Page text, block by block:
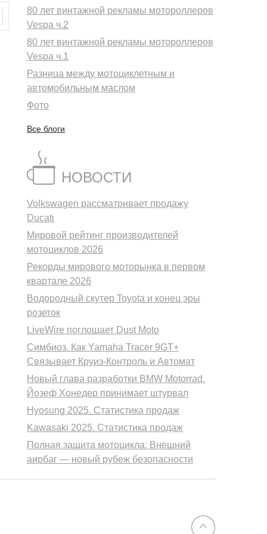
80 лет винтажной рекламы мотороллеров
Vespa ч.2
80 лет винтажной рекламы мотороллеров
Vespa ч.1
Разница между мотоциклетным и
автомобильным маслом
Фото
Все блоги
НОВОСТИ
Volkswagen рассматривает продажу
Ducati
Мировой рейтинг производителей
мотоциклов 2026
Рекорды мирового моторынка в первом
квартале 2026
Водородный скутер Toyota и конец эры
розеток
LiveWire поглощает Dust Moto
Симбиоз. Как Yamaha Tracer 9GT+
Связывает Круиз-Контроль и Автомат
Новый глава разработки BMW Motorrad.
Йозеф Хонедер принимает штурвал
Hyosung 2025. Статистика продаж
Kawasaki 2025. Статистика продаж
Полная защита мотоцикла: Внешний
аирбаг — новый рубеж безопасности